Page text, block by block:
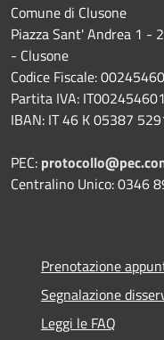
Comune di Clusone
Piazza Sant' Andrea 1 -
- Clusone
Codice Fiscale:
Partita IVA:
IBAN: IT 46 K 05387
PEC:
Centralino Unico: 0346
Prenotazione
Segnalazione
Leggi le FAQ